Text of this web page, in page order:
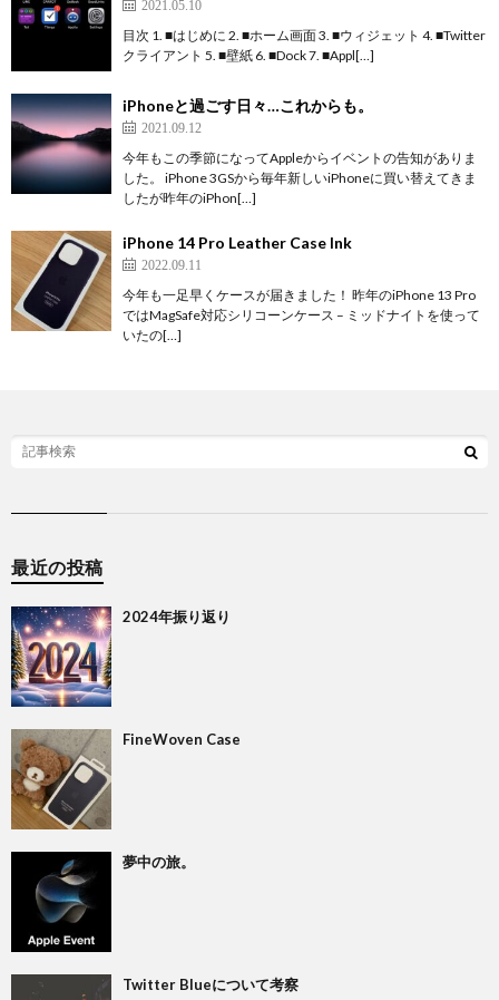
2021.05.10
目次 1. ■はじめに 2. ■ホーム画面 3. ■ウィジェット 4. ■Twitter
クライアント 5. ■壁紙 6. ■Dock 7. ■Appl[…]
iPhoneと過ごす日々…これからも。
2021.09.12
今年もこの季節になってAppleからイベントの告知がありま
した。 iPhone 3GSから毎年新しいiPhoneに買い替えてきま
したが昨年のiPhon[…]
iPhone 14 Pro Leather Case Ink
2022.09.11
今年も一足早くケースが届きました！ 昨年のiPhone 13 Pro
ではMagSafe対応シリコーンケース – ミッドナイトを使って
いたの[…]
最近の投稿
2024年振り返り
FineWoven Case
夢中の旅。
Twitter Blueについて考察